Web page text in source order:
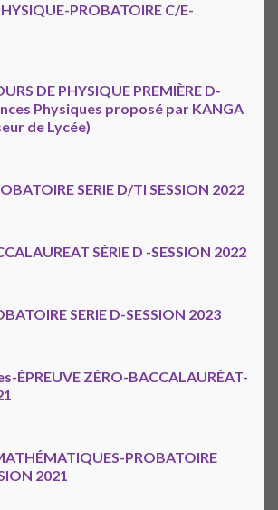
PROBATOIRE C/E-
DE PHYSIQUE PREMIÈRE D-
Physiques proposé par KANGA
de Lycée)
SERIE D/TI SESSION 2022
SÉRIE D -SESSION 2022
SERIE D-SESSION 2023
ÉPREUVE ZÉRO-BACCALAURÉAT-
PROBATOIRE
2021